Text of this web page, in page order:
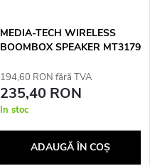
MEDIA-TECH WIRELESS
BOOMBOX SPEAKER MT3179
194,60 RON fără TVA
235,40 RON
In stoc
ADAUGĂ ÎN COŞ